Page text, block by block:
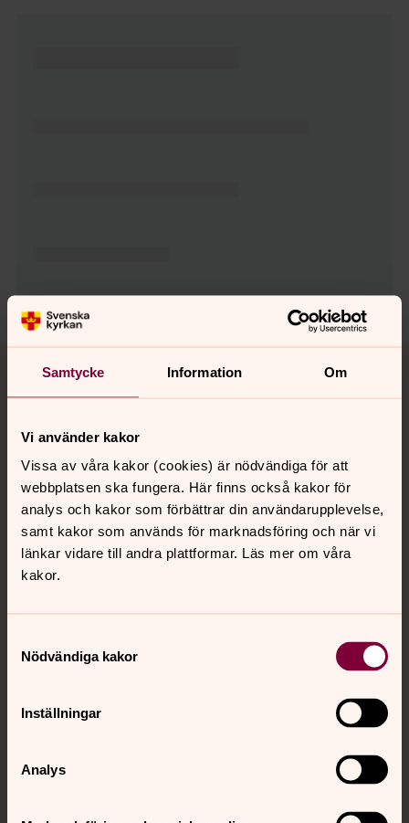
Samtycke Information Om
Vi använder kakor
Vissa av våra kakor (cookies) är nödvändiga för att
webbplatsen ska fungera. Här finns också kakor för
analys och kakor som förbättrar din användarupplevelse,
samt kakor som används för marknadsföring och när vi
länkar vidare till andra plattformar. Läs mer om våra
kakor.
Nödvändiga kakor
Inställningar
Analys
Tillbaka till toppen
Tillbaka till innehållet
Kontakt
Kalender
Hitta snabbt
Sociala kanaler